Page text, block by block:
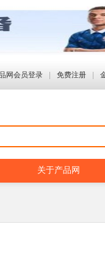
网会员登录 免费注册
关于产品网